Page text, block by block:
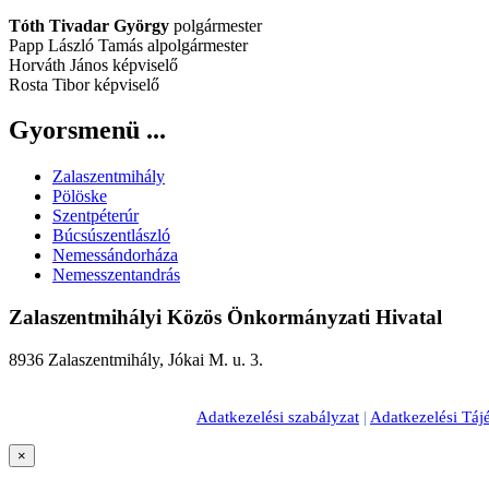
Tóth Tivadar György polgármester
Papp László Tamás alpolgármester
Horváth János képviselő
Rosta Tibor képviselő
Gyorsmenü ...
Zalaszentmihály
Pölöske
Szentpéterúr
Búcsúszentlászló
Nemessándorháza
Nemesszentandrás
Zalaszentmihályi Közös Önkormányzati Hivatal
8936 Zalaszentmihály, Jókai M. u. 3.
Adatkezelési szabályzat | Adatkezelési
×